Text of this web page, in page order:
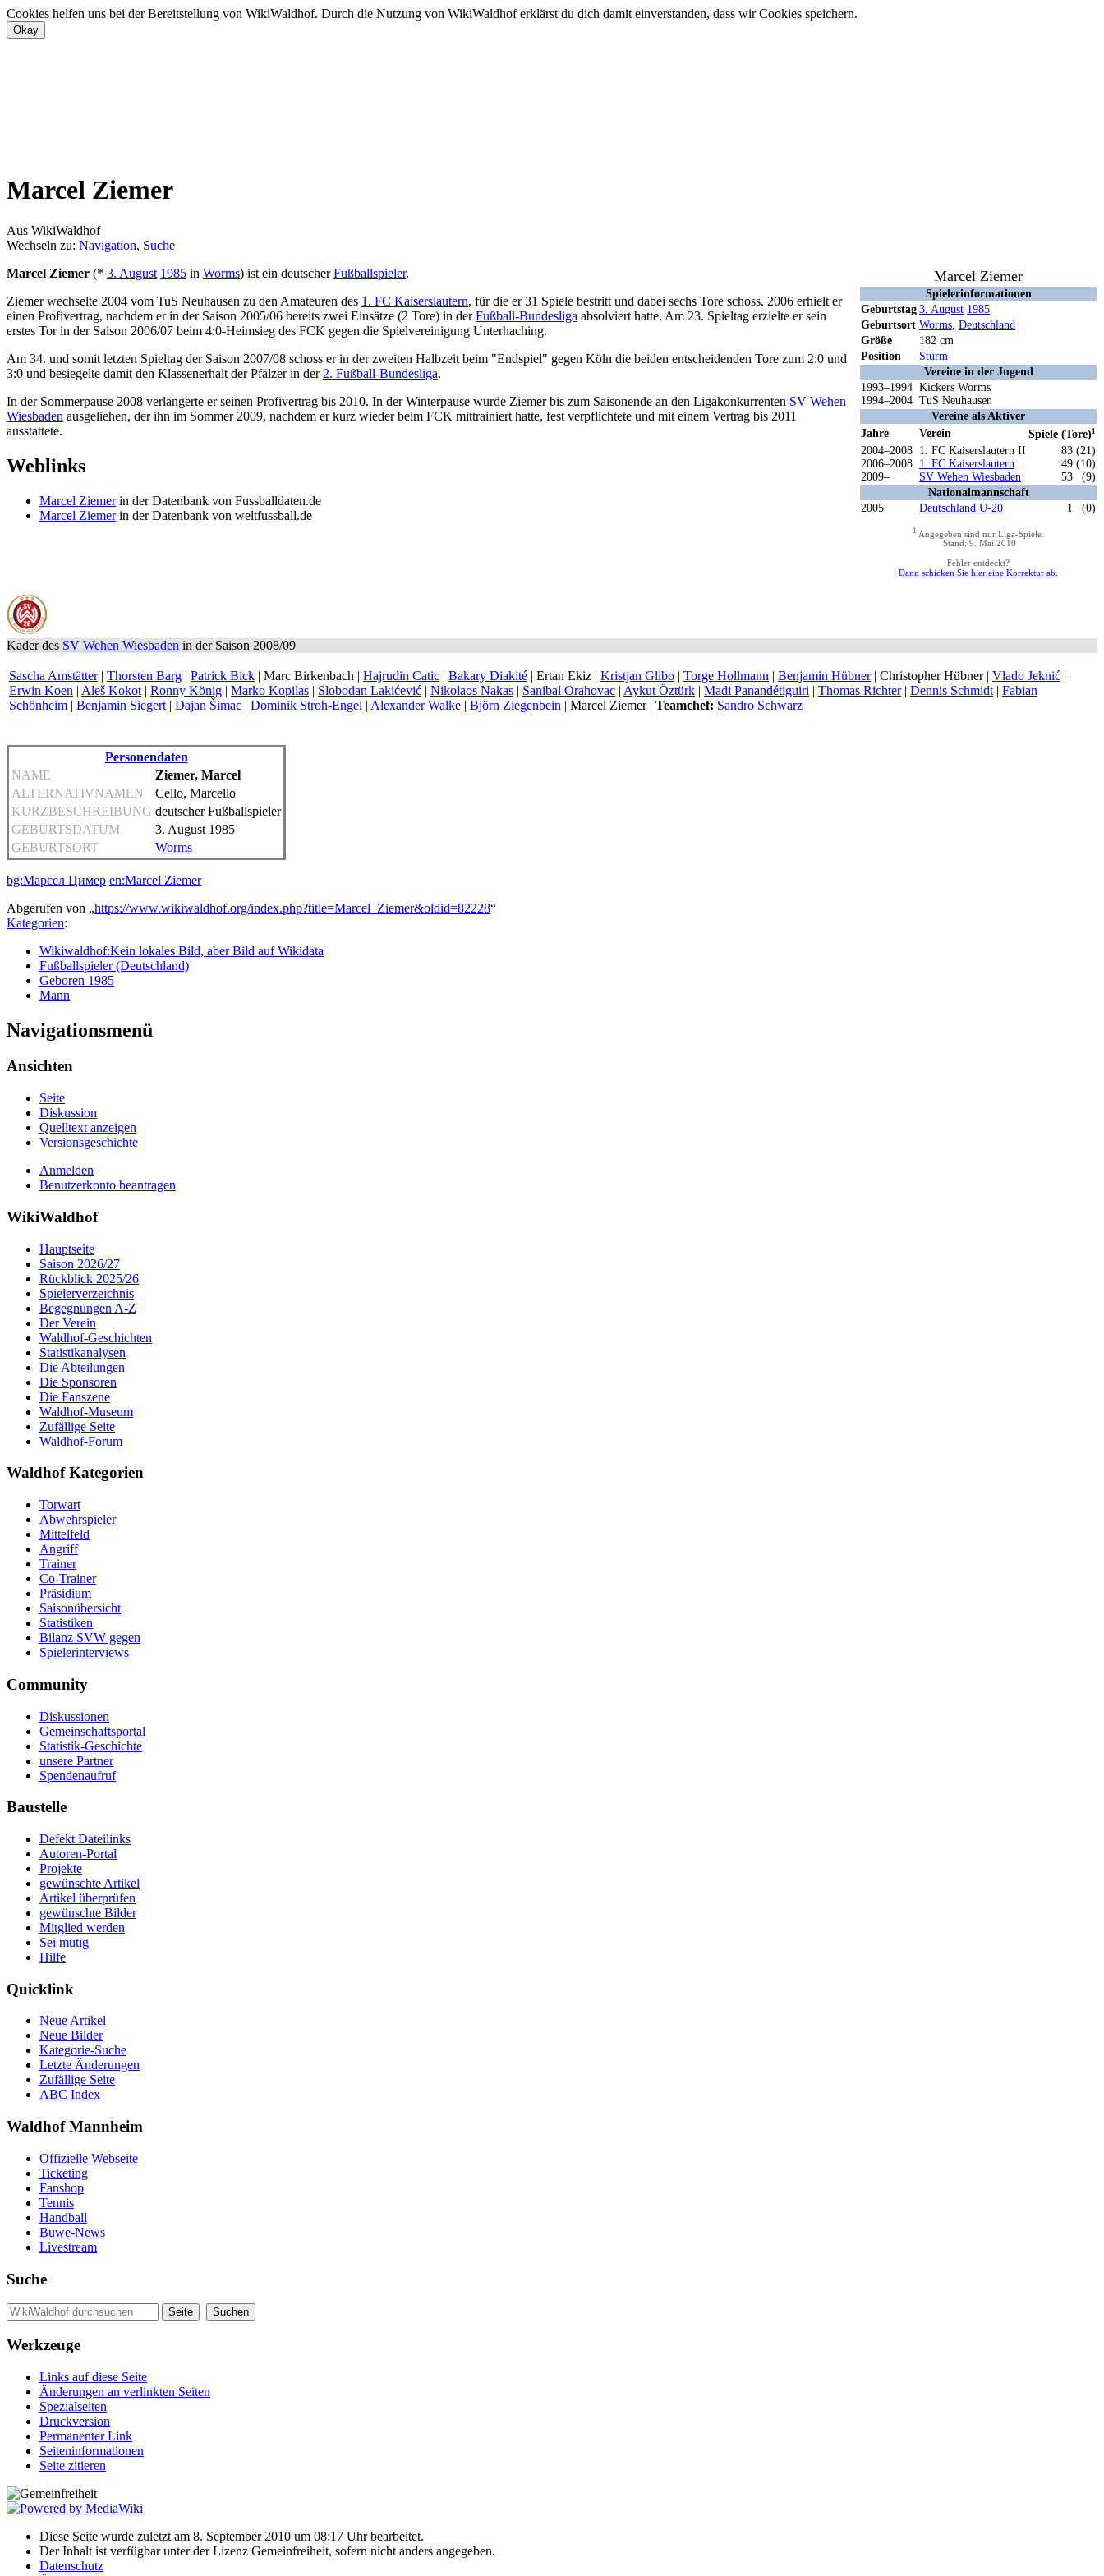
Cookies helfen uns bei der Bereitstellung von WikiWaldhof. Durch die Nutzung von WikiWaldhof erklärst du dich damit einverstanden, dass wir Cookies speichern.
Marcel Ziemer
Aus WikiWaldhof
Wechseln zu: Navigation, Suche
Marcel Ziemer
Spielerinformationen
Geburtstag 3. August 1985
Geburtsort Worms Deutschland
Größe
182 cm
Position
Sturm
Vereine in der Jugend
1993–1994
1994–2004
Kickers Worms
TuS Neuhausen
Vereine als Aktiver
Jahre
Verein Spiele (Tore)1
2004–2008
2006–2008
2009–
1. FC Kaiserslautern II
1. FC Kaiserslautern
SV Wehen Wiesbaden
83 (21)
49 (10)
53
(9)
Nationalmannschaft
2005
Deutschland U-20 1 (0)
1 Angegeben sind nur Liga-Spiele.
Stand: 9. Mai 2010
Fehler entdeckt?
Dann schicken Sie hier eine Korrektur ab.
Marcel Ziemer (* 3. August 1985 in Worms) ist ein deutscherFußballspieler.
Ziemer wechselte 2004 vom TuS Neuhausen zu den Amateuren des 1. FC Kaiserslautern, für die er 31 Spiele bestritt und dabei sechs Tore schoss. 2006 erhielt er
einen Profivertrag, nachdem er in der Saison 2005/06 bereits zwei Einsätze (2 Tore) in derFußball-Bundesliga absolviert hatte. Am 23. Spieltag erzielte er sein
erstes Tor in der Saison 2006/07 beim 4:0-Heimsieg des FCK gegen die Spielvereinigung Unterhaching.
Am 34. und somit letzten Spieltag der Saison 2007/08 schoss er in der zweiten Halbzeit beim "Endspiel" gegen Köln die beiden entscheidenden Tore zum 2:0 und
3:0 und besiegelte damit den Klassenerhalt der Pfälzer in der 2. Fußball-Bundesliga.
In der Sommerpause 2008 verlängerte er seinen Profivertrag bis 2010. In der Winterpause wurde Ziemer bis zum Saisonende an den Ligakonkurrenten SV Wehen
Wiesbaden ausgeliehen, der ihn im Sommer 2009, nachdem er kurz wieder beim FCK mittrainiert hatte, fest verpflichtete und mit einem Vertrag bis 2011
ausstattete.
Weblinks
Marcel Ziemerin der Datenbank von Fussballdaten.de
Marcel Ziemerin der Datenbank von weltfussball.de
Kader des SV Wehen Wiesbaden in der Saison 2008/09
Sascha Amstätter| Thorsten Barg | Patrick Bick | Marc Birkenbach | Hajrudin Catic | Bakary Diakité | Ertan Ekiz | Kristjan Glibo | Torge Hollmann | Benjamin Hübner| Christopher Hübner | Vlado Jeknić |
Erwin Koen | Aleš Kokot | Ronny König | Marko Kopilas | Slobodan Lakićević | Nikolaos Nakas | Sanibal Orahovac | Aykut Öztürk | Madi Panandétiguiri | Thomas Richter| Dennis Schmidt | Fabian
Schönheim | Benjamin Siegert | Dajan Šimac | Dominik Stroh-Engel | Alexander Walke | Björn Ziegenbein | Marcel Ziemer| Teamchef: Sandro Schwarz
Personendaten
NAME
Ziemer, Marcel
ALTERNATIVNAMEN
Cello, Marcello
KURZBESCHREIBUNG deutscher Fußballspieler
GEBURTSDATUM
3. August 1985
GEBURTSORT
Worms
bg:Марсел Цимер en:Marcel Ziemer
Abgerufen von „https://www.wikiwaldhof.org/index.php?title=Marcel_Ziemer&oldid=82228“
Kategorien:
Wikiwaldhof:Kein lokales Bild, aber Bild auf Wikidata
Fußballspieler (Deutschland)
Geboren 1985
Mann
Navigationsmenü
Ansichten
Seite
Diskussion
Quelltext anzeigen
Versionsgeschichte
Anmelden
Benutzerkonto beantragen
WikiWaldhof
Hauptseite
Saison 2026/27
Rückblick 2025/26
Spielerverzeichnis
Begegnungen A-Z
Der Verein
Waldhof-Geschichten
Statistikanalysen
Die Abteilungen
Die Sponsoren
Die Fanszene
Waldhof-Museum
Zufällige Seite
Waldhof-Forum
Waldhof Kategorien
Torwart
Abwehrspieler
Mittelfeld
Angriff
Trainer
Co-Trainer
Präsidium
Saisonübersicht
Statistiken
Bilanz SVW gegen
Spielerinterviews
Community
Diskussionen
Gemeinschaftsportal
Statistik-Geschichte
unsere Partner
Spendenaufruf
Baustelle
Defekt Dateilinks
Autoren-Portal
Projekte
gewünschte Artikel
Artikel überprüfen
gewünschte Bilder
Mitglied werden
Sei mutig
Hilfe
Quicklink
Neue Artikel
Neue Bilder
Kategorie-Suche
Letzte Änderungen
Zufällige Seite
ABC Index
Waldhof Mannheim
Offizielle Webseite
Ticketing
Fanshop
Tennis
Handball
Buwe-News
Livestream
Suche
Werkzeuge
Links auf diese Seite
Änderungen an verlinkten Seiten
Spezialseiten
Druckversion
Permanenter Link
Seiten­informationen
Seite zitieren
Diese Seite wurde zuletzt am 8. September 2010 um 08:17 Uhr bearbeitet.
Der Inhalt ist verfügbar unter der Lizenz Gemeinfreiheit, sofern nicht anders angegeben.
Datenschutz